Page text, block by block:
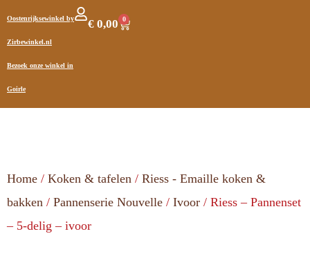
Oostenrijksewinkel by
Zirbewinkel.nl
Bezoek onze winkel in
Goirle
€ 0,00 0
Home / Koken & tafelen / Riess - Emaille koken &
bakken / Pannenserie Nouvelle / Ivoor / Riess – Pannenset
– 5-delig – ivoor